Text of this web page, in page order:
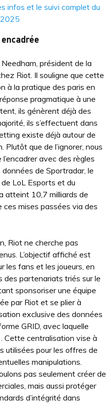
infos et le suivi complet du
président de la
Riot. Il souligne que cette
à la pratique des paris en
pragmatique à une
ils génèrent déjà des
ils s’effectuent dans
existe déjà autour de
Plutôt que de l’ignorer, nous
avec des règles
de Sportradar, le
LoL Esports et du
atteint 10,7 milliards de
mises passées via des
Riot ne cherche pas
L’objectif affiché est
les fans et les joueurs, en
des partenariats triés sur le
sponsoriser une équipe
par Riot et se plier à
exclusive des données
GRID, avec laquelle
Cette centralisation vise à
utilisées pour les offres de
manipulations.
pas seulement créer de
mais aussi protéger
d’intégrité dans